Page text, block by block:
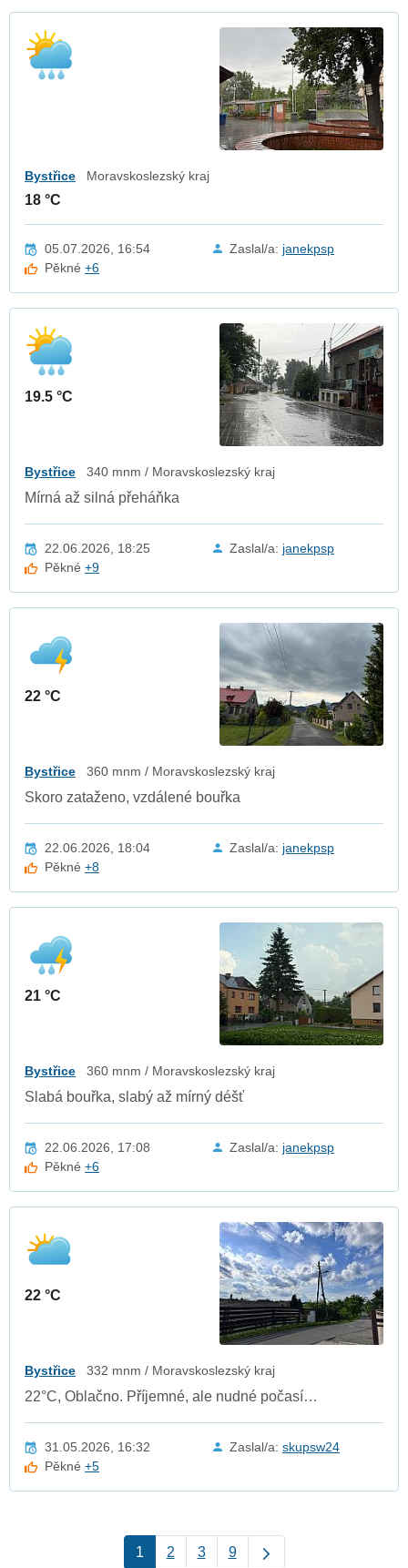
Bystřice Moravskoslezský kraj
18 °C
05.07.2026, 16:54 Zaslal/a: janekpsp
Pěkné+6
19.5 °C
Bystřice 340 mnm / Moravskoslezský kraj
Mírná až silná přeháňka
22.06.2026, 18:25 Zaslal/a: janekpsp
Pěkné+9
22 °C
Bystřice 360 mnm / Moravskoslezský kraj
Skoro zataženo, vzdálené bouřka
22.06.2026, 18:04 Zaslal/a: janekpsp
Pěkné+8
21 °C
Bystřice 360 mnm / Moravskoslezský kraj
Slabá bouřka, slabý až mírný déšť
22.06.2026, 17:08 Zaslal/a: janekpsp
Pěkné+6
22 °C
Bystřice 332 mnm / Moravskoslezský kraj
22°C, Oblačno. Příjemné, ale nudné počasí…
31.05.2026, 16:32 Zaslal/a: skupsw24
Pěkné+5
1 2 3 9